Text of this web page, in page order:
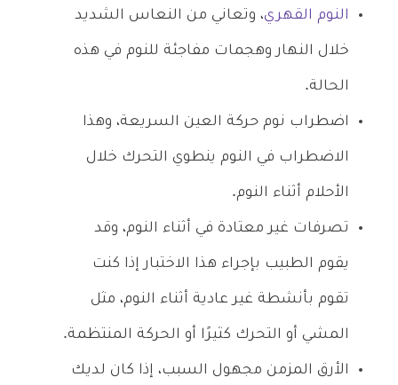
النوم القهري، وتعاني من النعاس الشديد
خلال النهار وهجمات مفاجئة للنوم في هذه
الحالة.
اضطراب نوم حركة العين السريعة، وهذا
الاضطراب في النوم ينطوي التحرك خلال
الأحلام أثناء النوم.
تصرفات غير معتادة في أثناء النوم، وقد
يقوم الطبيب بإجراء هذا الاختبار إذا كنت
تقوم بأنشطة غير عادية أثناء النوم، مثل
المشي أو التحرك كثيرًا أو الحركة المنتظمة.
الأرق المزمن مجهول السبب، إذا كان لديك